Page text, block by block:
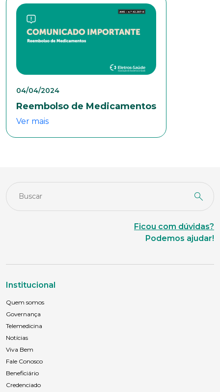
04/04/2024
Reembolso de Medicamentos
Ver mais
Ficou com dúvidas?
Podemos ajudar!
Institucional
Quem somos
Governança
Telemedicina
Notícias
Viva Bem
Fale Conosco
Beneficiário
Credenciado